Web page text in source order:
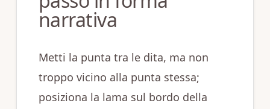
narrativa
Metti la punta tra le dita, ma non
troppo vicino alla punta stessa;
posiziona la lama sul bordo della